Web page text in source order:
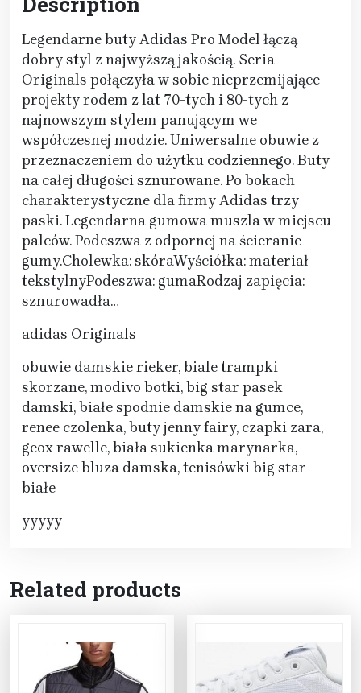
Legendarne buty Adidas Pro Model łączą
dobry styl z najwyższą jakością. Seria
Originals połączyła w sobie nieprzemijające
projekty rodem z lat 70-tych i 80-tych z
najnowszym stylem panującym we
współczesnej modzie. Uniwersalne obuwie z
przeznaczeniem do użytku codziennego. Buty
na całej długości sznurowane. Po bokach
charakterystyczne dla firmy Adidas trzy
paski. Legendarna gumowa muszla w miejscu
palców. Podeszwa z odpornej na ścieranie
gumy.Cholewka: skóraWyściółka: materiał
tekstylnyPodeszwa: gumaRodzaj zapięcia:
sznurowadła…
adidas Originals
obuwie damskie rieker, biale trampki
skorzane, modivo botki, big star pasek
damski, białe spodnie damskie na gumce,
renee czolenka, buty jenny fairy, czapki zara,
geox rawelle, biała sukienka marynarka,
oversize bluza damska, tenisówki big star
białe
yyyyy
Related products